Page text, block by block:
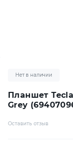
Планшет
Grey
Нет в наличии
Оставить отзыв